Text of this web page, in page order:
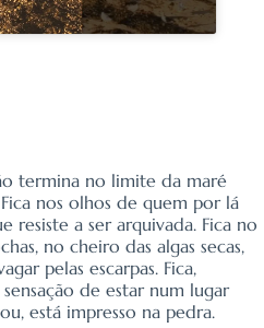
termina no limite da maré
nos olhos de quem por lá
resiste a ser arquivada. Fica no
no cheiro das algas secas,
pelas escarpas. Fica,
de estar num lugar
está impresso na pedra.